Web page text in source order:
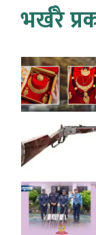
भर्खरै